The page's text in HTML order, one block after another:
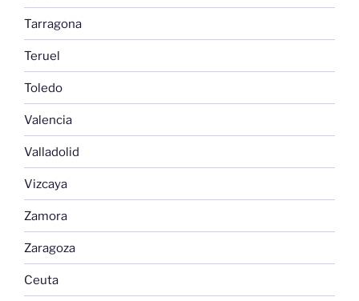
Tarragona
Teruel
Toledo
Valencia
Valladolid
Vizcaya
Zamora
Zaragoza
Ceuta